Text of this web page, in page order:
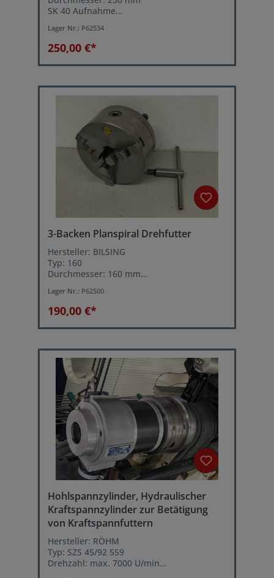
SK 40 Aufnahme
Lager Nr.: P62534
250,00 €*
3-Backen Planspiral Drehfutter
Hersteller: BILSING
Typ: 160
Durchmesser: 160 mm
Drehfutteraufnahme: Kurzkegel Größe 5
Lager Nr.: P62500
190,00 €*
Hohlspannzylinder, Hydraulischer
Kraftspannzylinder zur Betätigung
von Kraftspannfuttern
Hersteller: RÖHM
Typ: SZS 45/92 559
Drehzahl: max. 7000 U/min